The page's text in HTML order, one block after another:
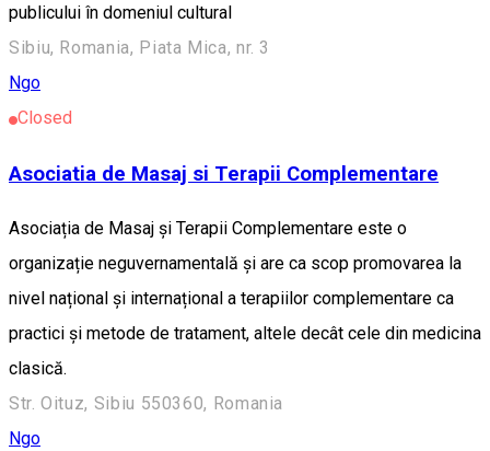
publicului în domeniul cultural
Sibiu, Romania, Piata Mica, nr. 3
Ngo
Closed
Asociatia de Masaj si Terapii Complementare
Asociația de Masaj și Terapii Complementare este o
organizație neguvernamentală și are ca scop promovarea la
nivel național și internațional a terapiilor complementare ca
practici și metode de tratament, altele decât cele din medicina
clasică.
Str. Oituz, Sibiu 550360, Romania
Ngo